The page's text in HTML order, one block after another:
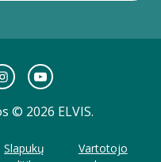
© 2026 ELVIS.
Slapukų
Vartotojo